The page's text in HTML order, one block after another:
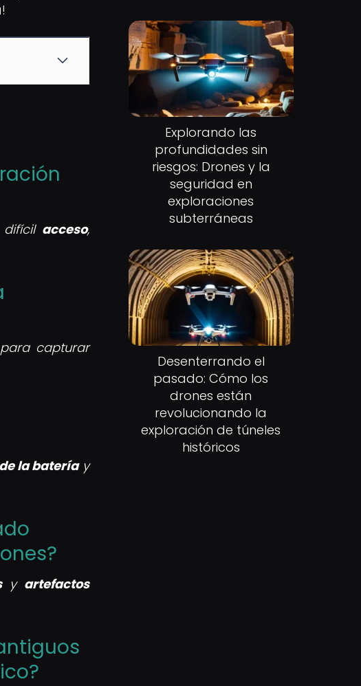
acceso,
capturar
la bateríay
y artefactos
Explorando las
profundidades sin
riesgos: Drones y la
seguridad en
exploraciones
subterráneas
Desenterrando el
pasado: Cómo los
drones están
revolucionando la
exploración de túneles
históricos